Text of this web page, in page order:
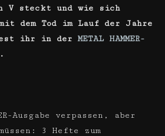
V steckt und wie sich
mit dem Tod im Lauf der Jahre
ihr in der METAL HAMMER-
.
Ausgabe verpassen, aber
3 Hefte zum